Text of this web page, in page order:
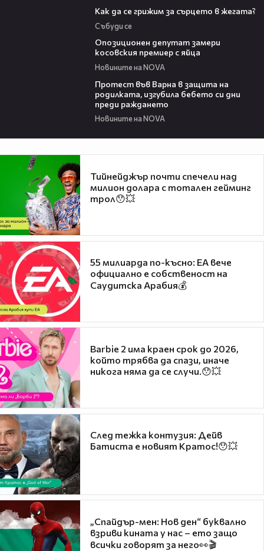
Как да се грижим за сърцето в жегата?
Събуди се
Опозиционен депутат замери
косовския премиер с яйца
Новините на NOVA
Протест във Варна в защита на
родилката, изгубила бебето си дни
преди раждането
Новините на NOVA
Тийнейджър почти спечели над
милион долара с тотален гейминг
трол😯💥
55 милиарда по-късно: EA вече
официално е собственост на
Саудитска Арабия💰
Barbie 2 има краен срок до 2026,
който трябва да спази, иначе
никога няма да се случи.😯💥
След тежка контузия: Дейв
Батиста е новият Кратос!😯💥
„Спайдър-мен: Нов ден“ буквално
взриви кината у нас – ето защо
всички говорят за него👀🎬